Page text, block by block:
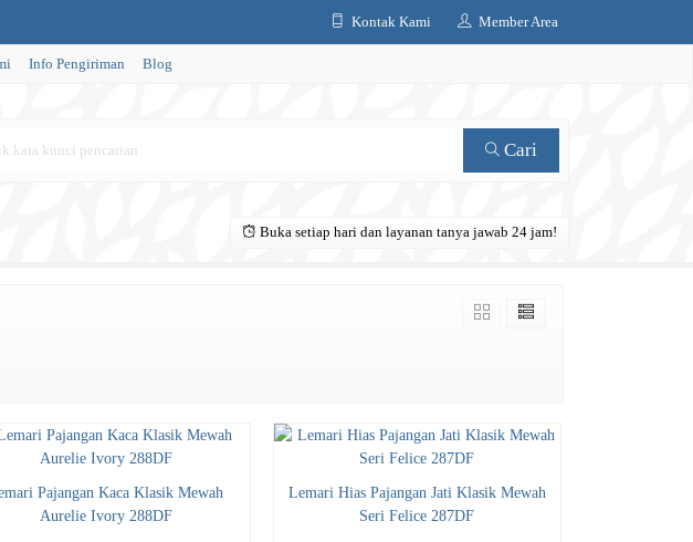
Kontak Kami Member Area
Info Pengiriman Blog
Cari
Buka setiap hari dan layanan tanya jawab 24 jam!
Pajangan Kaca Klasik Mewah
Aurelie Ivory 288DF
Lemari Hias Pajangan Jati Klasik Mewah
Seri Felice 287DF